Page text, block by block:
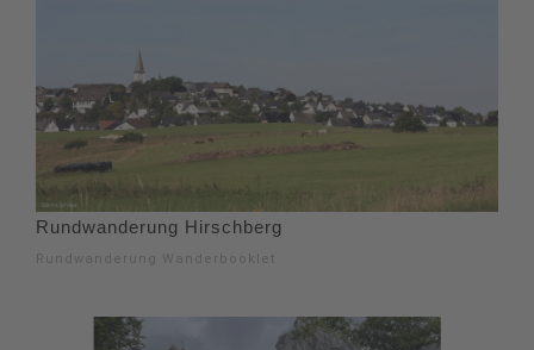
Rundwanderung Hirschberg
Rundwanderung Wanderbooklet